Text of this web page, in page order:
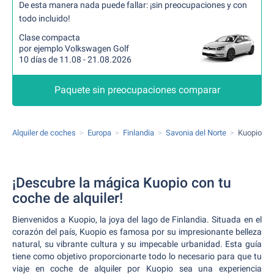
De esta manera nada puede fallar: ¡sin preocupaciones y con
todo incluido!
Clase compacta
por ejemplo Volkswagen Golf
10 días de 11.08 - 21.08.2026
Paquete sin preocupaciones comparar
Alquiler de coches Europa Finlandia Savonia del Norte Kuopio
¡Descubre la mágica Kuopio con tu
coche de alquiler!
Bienvenidos a Kuopio, la joya del lago de Finlandia. Situada en el
corazón del país, Kuopio es famosa por su impresionante belleza
natural, su vibrante cultura y su impecable urbanidad. Esta guía
tiene como objetivo proporcionarte todo lo necesario para que tu
viaje en coche de alquiler por Kuopio sea una experiencia